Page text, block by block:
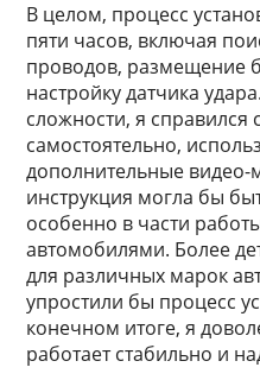
В целом, процесс
пяти часов, включая
проводов, размещение
настройку датчика
сложности, я справился
самостоятельно,
дополнительные видео-
инструкция могла бы
особенно в части
автомобилями. Более
для различных марок
упростили бы процесс
конечном итоге, я
работает стабильно и